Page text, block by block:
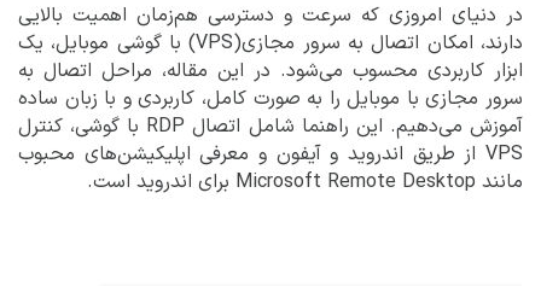
در دنیای امروزی که سرعت و دسترسی هم‌زمان اهمیت بالایی
دارند، امکان اتصال به سرور مجازی(VPS) با گوشی موبایل، یک
ابزار کاربردی محسوب می‌شود. در این مقاله، مراحل اتصال به
سرور مجازی با موبایل را به صورت کامل، کاربردی و با زبان ساده
آموزش می‌دهیم. این راهنما شامل اتصال RDP با گوشی، کنترل
VPS از طریق اندروید و آیفون و معرفی اپلیکیشن‌های محبوب
مانند Microsoft Remote Desktop برای اندروید است.